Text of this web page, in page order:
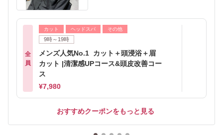
全
員
カット ヘッドスパ その他
9時～19時
メンズ人気No.1 カット＋頭浸浴＋眉
カット |清潔感UPコース&頭皮改善コー
ス
¥7,980
おすすめクーポンをもっと見る